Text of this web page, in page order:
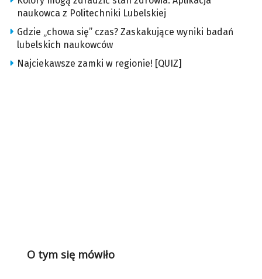
naukowca z Politechniki Lubelskiej
Gdzie „chowa się” czas? Zaskakujące wyniki badań
lubelskich naukowców
Najciekawsze zamki w regionie! [QUIZ]
O tym się mówiło